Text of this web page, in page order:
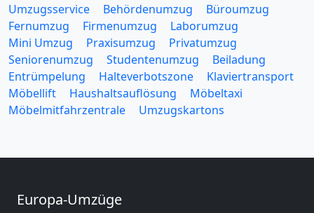
Umzugsservice Behördenumzug
Büroumzug
Fernumzug
Firmenumzug
Laborumzug
Mini Umzug
Praxisumzug
Privatumzug
Seniorenumzug
Studentenumzug
Beiladung
Entrümpelung
Halteverbotszone
Klaviertransport
Möbellift
Haushaltsauflösung
Möbeltaxi
Möbelmitfahrzentrale
Umzugskartons
Europa-Umzüge